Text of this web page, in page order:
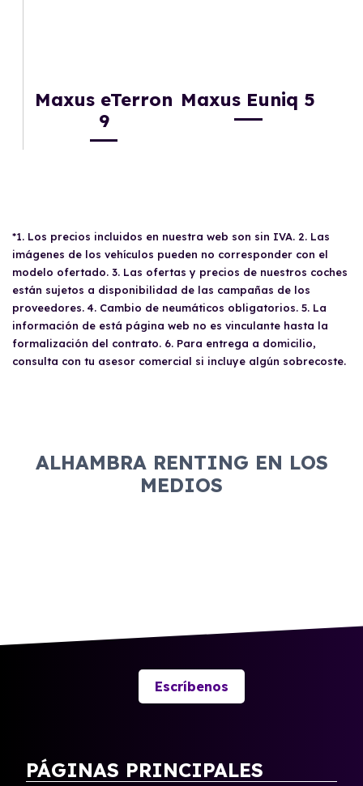
Maxus eTerron
9
Maxus Euniq 5
*1. Los precios incluidos en nuestra web son sin IVA. 2. Las
imágenes de los vehículos pueden no corresponder con el
modelo ofertado. 3. Las ofertas y precios de nuestros coches
están sujetos a disponibilidad de las campañas de los
proveedores. 4. Cambio de neumáticos obligatorios. 5. La
información de está página web no es vinculante hasta la
formalización del contrato. 6. Para entrega a domicilio,
consulta con tu asesor comercial si incluye algún sobrecoste.
ALHAMBRA RENTING EN LOS
MEDIOS
Escríbenos
PÁGINAS PRINCIPALES